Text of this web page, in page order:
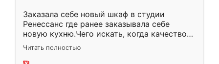
Заказала себе новый шкаф в студии
Ренессанс где ранее заказывала себе
новую кухню.Чего искать, когда качеством
вполне довольна. Служит кухня уже почти
два года, нареканий нет.
Читать полностью